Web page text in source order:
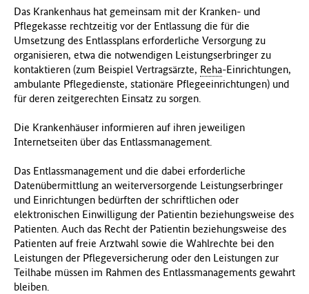
Das Krankenhaus hat gemeinsam mit der Kranken- und
Pflegekasse rechtzeitig vor der Entlassung die für die
Umsetzung des Entlassplans erforderliche Versorgung zu
organisieren, etwa die notwendigen Leistungserbringer zu
kontaktieren (zum Beispiel Vertragsärzte, Reha-Einrichtungen,
ambulante Pflegedienste, stationäre Pflegeeinrichtungen) und
für deren zeitgerechten Einsatz zu sorgen.
Die Krankenhäuser informieren auf ihren jeweiligen
Internetseiten über das Entlassmanagement.
Das Entlassmanagement und die dabei erforderliche
Datenübermittlung an weiterversorgende Leistungserbringer
und Einrichtungen bedürften der schriftlichen oder
elektronischen Einwilligung der Patientin beziehungsweise des
Patienten. Auch das Recht der Patientin beziehungsweise des
Patienten auf freie Arztwahl sowie die Wahlrechte bei den
Leistungen der Pflegeversicherung oder den Leistungen zur
Teilhabe müssen im Rahmen des Entlassmanagements gewahrt
bleiben.